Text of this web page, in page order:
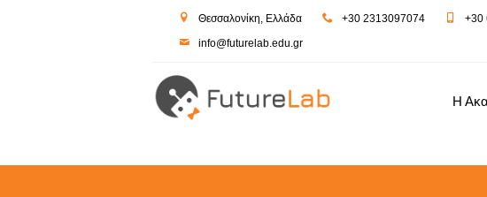
Θεσσαλονίκη, Ελλάδα +30 2313097074
+30
info@futurelab.edu.gr
Η